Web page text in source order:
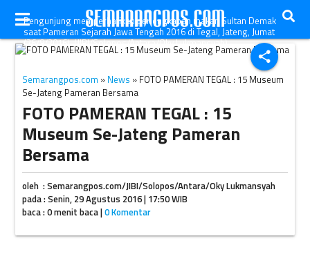
share
Pengunjung memperhatikan perlengkapan makan Sultan Demak
saat Pameran Sejarah Jawa Tengah 2016 di Tegal, Jateng, Jumat
(26/8/2016). (JIBI/Solopos/Antara/Oky Lukmansyah)
Semarangpos.com » News » FOTO PAMERAN TEGAL : 15 Museum
Se-Jateng Pameran Bersama
FOTO PAMERAN TEGAL : 15
Museum Se-Jateng Pameran
Bersama
oleh : Semarangpos.com/JIBI/Solopos/Antara/Oky Lukmansyah
pada : Senin, 29 Agustus 2016 | 17:50 WIB
baca : 0 menit baca |0 Komentar